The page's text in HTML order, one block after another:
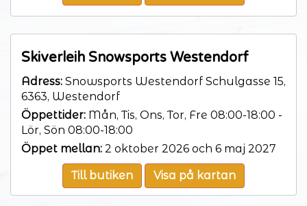
Skiverleih Snowsports Westendorf
Adress: Snowsports Westendorf Schulgasse 15,
6363, Westendorf
Öppettider: Mån, Tis, Ons, Tor, Fre 08:00-18:00 -
Lör, Sön 08:00-18:00
Öppet mellan: 2 oktober 2026 och 6 maj 2027
Till butiken Visa på kartan